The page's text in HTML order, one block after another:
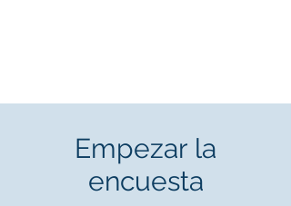
Empezar la
encuesta